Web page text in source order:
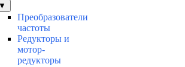
▼
Преобразователи
частоты
Редукторы и
мотор-
редукторы